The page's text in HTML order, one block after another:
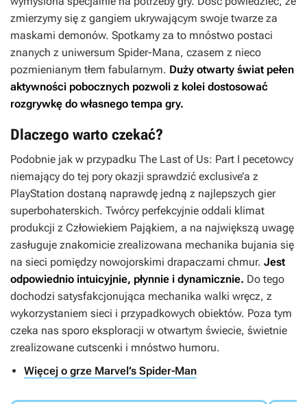
zmierzymy się z gangiem ukrywającym swoje twarze za
maskami demonów. Spotkamy za to mnóstwo postaci
znanych z uniwersum Spider-Mana, czasem z nieco
pozmienianym tłem fabularnym. Duży otwarty świat pełen
aktywności pobocznych pozwoli z kolei dostosować
rozgrywkę do własnego tempa gry.
Dlaczego warto czekać?
Podobnie jak w przypadku The Last of Us: Part I pecetowcy
niemający do tej pory okazji sprawdzić exclusive’a z
PlayStation dostaną naprawdę jedną z najlepszych gier
superbohaterskich. Twórcy perfekcyjnie oddali klimat
produkcji z Człowiekiem Pająkiem, a na największą uwagę
zasługuje znakomicie zrealizowana mechanika bujania się
na sieci pomiędzy nowojorskimi drapaczami chmur. Jest
odpowiednio intuicyjnie, płynnie i dynamicznie. Do tego
dochodzi satysfakcjonująca mechanika walki wręcz, z
wykorzystaniem sieci i przypadkowych obiektów. Poza tym
czeka nas sporo eksploracji w otwartym świecie, świetnie
zrealizowane cutscenki i mnóstwo humoru.
Więcej o grze Marvel’s Spider-Man